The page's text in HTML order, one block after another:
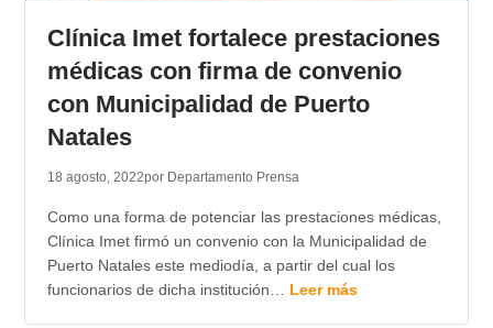
Clínica Imet fortalece prestaciones
médicas con firma de convenio
con Municipalidad de Puerto
Natales
18 agosto, 2022por Departamento Prensa
Como una forma de potenciar las prestaciones médicas,
Clínica Imet firmó un convenio con la Municipalidad de
Puerto Natales este mediodía, a partir del cual los
funcionarios de dicha institución… Leer más